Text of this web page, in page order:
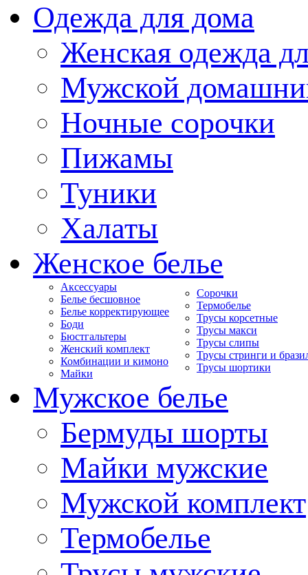
Одежда для дома
Женская одежда
Мужской
Ночные сорочки
Пижамы
Туники
Халаты
Женское белье
Аксессуары
Белье бесшовное
Белье корректирующее
Боди
Бюстгальтеры
Женский комплект
Комбинации и кимоно
Майки
Сорочки
Термобелье
Трусы корсетные
Трусы макси
Трусы слипы
Трусы стринги и
Трусы шортики
Мужское белье
Бермуды шорты
Майки мужские
Мужской комплект
Термобелье